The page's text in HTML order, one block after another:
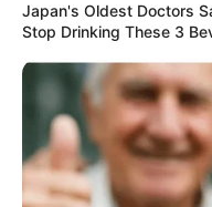
Japan's Oldest Doctors
Stop Drinking These 3